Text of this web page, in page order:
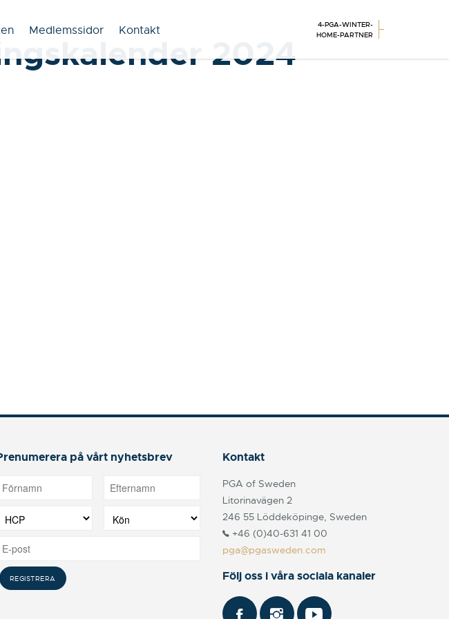
Medlemssidor Kontakt
4-PGA-WINTER-
HOME-PARTNER
2024
på vårt nyhetsbrev Kontakt
PGA of Sweden
Litorinavägen 2
246 55 Löddeköpinge, Sweden
+46 (0)40-631 41 00
pga@pgasweden.com
Följ oss i våra sociala kanaler